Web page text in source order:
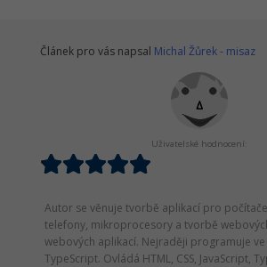
Článek pro vás napsal Michal Žůrek - misaz
Uživatelské hodnocení:
Autor se věnuje tvorbě aplikací pro
telefony, mikroprocesory a tvorbě
webových aplikací. Nejraději programuje ve
TypeScript. Ovládá HTML, CSS, JavaScript,